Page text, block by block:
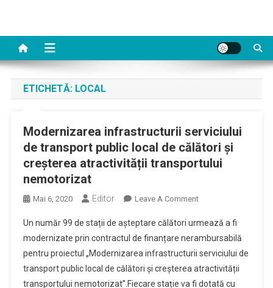
ETICHETĂ: LOCAL
Modernizarea infrastructurii serviciului
de transport public local de călători și
creșterea atractivității transportului
nemotorizat
Mai 6, 2020 Editor Leave A CommentOn
Infrastructurii
Serviciului
De
Transport
Public
Un număr 99 de stații de așteptare călători urmează a fi
modernizate prin contractul de finanțare nerambursabilă
pentru proiectul „Modernizarea infrastructurii serviciului de
transport public local de călători și creșterea atractivității
transportului nemotorizat”.Fiecare stație va fi dotată cu